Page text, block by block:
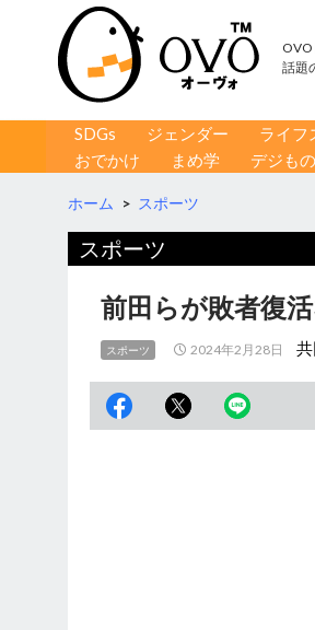
話題
コンテンツへ移動
SDGs ジェンダー ライフ
おでかけ
まめ学 デジもの
ホーム > スポーツ
スポーツ
前田らが敗者復
スポーツ 2024年2月28日